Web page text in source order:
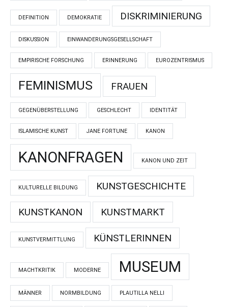
DEFINITION DEMOKRATIE DISKRIMINIERUNG
DISKUSSION EINWANDERUNGSGESELLSCHAFT
EMPIRISCHE FORSCHUNG ERINNERUNG EUROZENTRISMUS
FEMINISMUS FRAUEN
GEGENÜBERSTELLUNG GESCHLECHT IDENTITÄT
ISLAMISCHE KUNST JANE FORTUNE KANON
KANONFRAGEN KANON UND ZEIT
KULTURELLE BILDUNG KUNSTGESCHICHTE
KUNSTKANON KUNSTMARKT
KUNSTVERMITTLUNG KÜNSTLERINNEN
MACHTKRITIK MODERNE MUSEUM
MÄNNER NORMBILDUNG PLAUTILLA NELLI